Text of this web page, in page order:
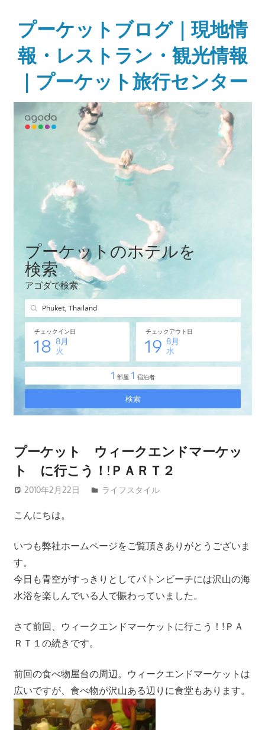
contentプーケットブログ｜現地情
報・レストラン・観光情報
｜プーケット旅行センター
ガ
イ・
ケ
島
現
プ
シ
ョ
ル
ア
ー
や
ホ
ル
情
レ
ス
ト
ラ
プーケット ウィークエンドマーケッ
ト に行こう！!ＰＡＲＴ２
2010年2月22日 patong003
ライフスタイル
こんにちは。
いつも弊社ホームページをご覧頂きありがとうございま
す。
今日も青空がすっきりとしてパトンビーチには沢山の海
水浴を楽しんでいる人で賑わっていました。
さて前回、ウィークエンドマーケットに行こう！!ＰＡ
ＲＴ１の続きです。
前回の食べ物屋台の周辺。ウィークエンドマーケットは
広いですが、食べ物が沢山ある辺りに食堂もあります。